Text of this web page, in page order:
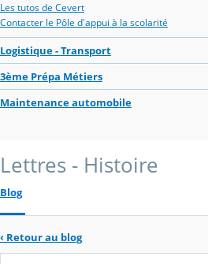
Les tutos de Cevert
Contacter le Pôle d'appui à la scolarité
Logistique - Transport
3ème Prépa Métiers
Maintenance automobile
Lettres - Histoire
Blog
‹ Retour au blog